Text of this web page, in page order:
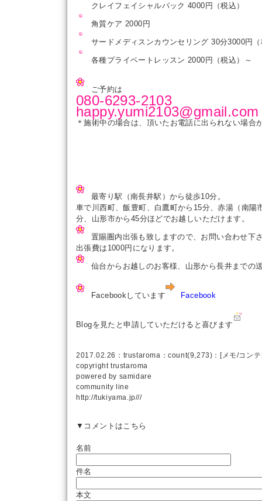
クレイフェイシャルパック 4000円（税込）
角質ケア 2000円
サードメディスンカウンセリング 30分3000円
各種プライベートレッスン 2000円（税込）～
ご予約は
080-6293-2103
happy.yumi2103@gmail.com
＊施術中の場合は、頂いたお電話に出られない場合
最寄り駅（南長井駅）から徒歩10分。
車で川西町、飯豊町、白鷹町から15分、赤湯（南陽
分、山形市から45分ほどでお越しいただけます。
置賜圏内出張も致しますので、お問い合わせ下
出張費は1000円になります。
仙台からお越しのお客様、山形から長井までの
Facebookしています Facebook
Blogを見たと申請していただけると喜びます
2017.02.26： trustaroma ：count(9,273)：[メモ/コン
copyright trustaroma
powered by samidare
community line
http://tukiyama.jp///
▼コメントはこちら
名前
件名
本文